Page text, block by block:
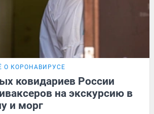
О КОРОНАВИРУСЕ
ковидариев России
на экскурсию в
и морг